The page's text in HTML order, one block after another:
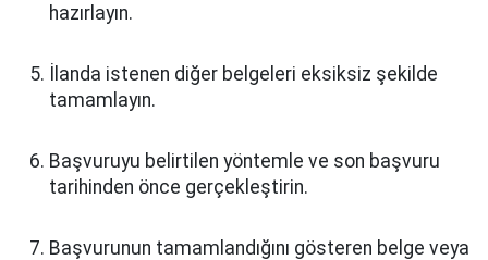
hazırlayın.
İlanda istenen diğer belgeleri eksiksiz şekilde
tamamlayın.
Başvuruyu belirtilen yöntemle ve son başvuru
tarihinden önce gerçekleştirin.
Başvurunun tamamlandığını gösteren belge veya